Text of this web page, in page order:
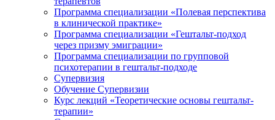
Программа специализации «Полевая перспектива
в клинической практике»
Программа специализации «Гештальт-подход
через призму эмиграции»
Программа специализации по групповой
психотерапии в гештальт-подходе
Супервизия
Обучение Супервизии
Курс лекций «Теоретические основы гештальт-
терапии»